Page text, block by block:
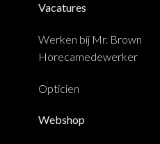
Vacatures
Werken bij Mr. Brown
Horecamedewerker
Opticien
Webshop